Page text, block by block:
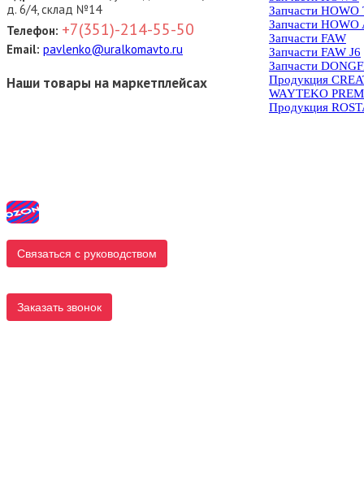
д. 6/4, склад №14
Телефон: +7(351)-214-55-50
Email: pavlenko@uralkomavto.ru
Наши товары на маркетплейсах
Связаться с руководством
Заказать звонок
Запчасти HOWO
Запчасти HOWO
Запчасти FAW
Запчасти FAW J6
Запчасти
Продукция
WAYTEKO
Продукция